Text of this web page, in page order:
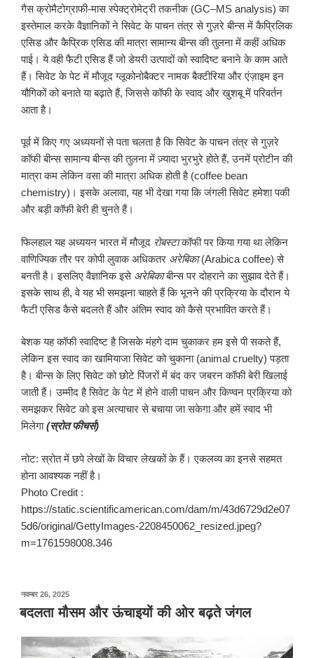
गैस क्रोमैटोग्राफी-मास स्पेक्ट्रोमेट्री तकनीक (GC–MS analysis) का
इस्तेमाल करके वैज्ञानिकों ने सिवेट के पाचन तंत्र से गुज़रे बीन्स में कैप्रिलिक
एसिड और कैप्रिक एसिड की मात्रा सामान्य बीन्स की तुलना में कहीं अधिक
पाई। ये वही फैटी एसिड हैं जो डेयरी उत्पादों को स्वादिष्ट बनाने के काम आते
हैं। सिवेट के पेट में मौजूद ग्लूकोनोबैक्टर नामक बैक्टीरिया और एंज़ाइम इन
यौगिकों को बनाते या बढ़ाते हैं, जिससे कॉफी के स्वाद और खुशबू में परिवर्तन
आता है।
पूर्व में किए गए अध्ययनों से पता चलता है कि सिवेट के पाचन तंत्र से गुज़रे
कॉफी बीन्स सामान्य बीन्स की तुलना में ज़्यादा भुरभुरे होते हैं, उनमें प्रोटीन की
मात्रा कम लेकिन वसा की मात्रा अधिक होती है (coffee bean
chemistry)। इसके अलावा, यह भी देखा गया कि जंगली सिवेट हमेशा पकी
और बड़ी कॉफी बेरी ही चुनते हैं।
फिलहाल यह अध्ययन भारत में मौजूद रोबस्टाकॉफी पर किया गया था लेकिन
वाणिज्यिक तौर पर कोपी लुवाक अधिकतर अरेबिका(Arabica coffee) से
बनती है। इसलिए वैज्ञानिक इसे अरेबिकाबीन्स पर दोहराने का सुझाव देते हैं।
इसके साथ ही, वे यह भी समझना चाहते हैं कि भूनने की प्रक्रिया के दौरान ये
फैटी एसिड कैसे बदलते हैं और अंतिम स्वाद को कैसे प्रभावित करते हैं।
बेशक यह कॉफी स्वादिष्ट है जिसके मंहगे दाम चुकाकर हम इसे पी सकते हैं,
लेकिन इस स्वाद का खामियाजा सिवेट को चुकाना (animal cruelty) पड़ता
है। बीन्स के लिए सिवेट को छोटे पिंजरों में बंद कर जबरन कॉफी बेरी खिलाई
जाती हैं। उम्मीद है सिवेट के पेट में होने वाली पाचन और किण्वन प्रक्रिया को
समझकर सिवेट को इस अत्याचार से बचाया जा सकेगा और हमें स्वाद भी
मिलेगा (स्रोत फीचर्स)
नोट: स्रोत में छपे लेखों के विचार लेखकों के हैं। एकलव्य का इनसे सहमत
होना आवश्यक नहीं है।
Photo Credit :
https://static.scientificamerican.com/dam/m/43d6729d2e07
5d6/original/GettyImages-2208450062_resized.jpeg?
m=1761598008.346
नवम्बर 26, 2025पर
प्रकाशित
किया
बदलता मौसम और ऊंचाइयों की ओर बढ़ते जंगल